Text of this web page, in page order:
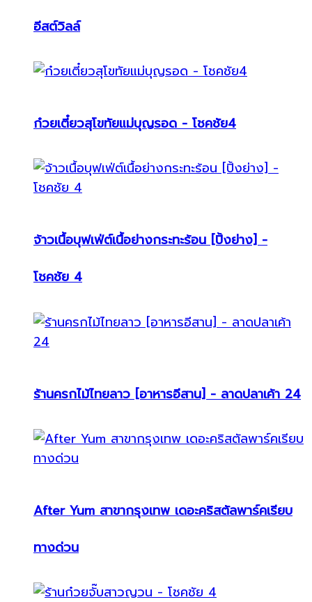
อีสต์วิลล์
ก๋วยเตี๋ยวสุโขทัยแม่บุญรอด - โชคชัย4
จ้าวเนื้อบุฟเฟ่ต์เนื้อย่างกระทะร้อน [ปิ้งย่าง] -
โชคชัย 4
ร้านครกไม้ไทยลาว [อาหารอีสาน] - ลาดปลาเค้า 24
After Yum สาขากรุงเทพ เดอะคริสตัลพาร์คเรียบ
ทางด่วน